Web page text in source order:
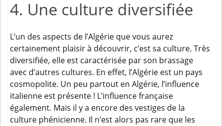
4. Une culture diversifiée
L’un des aspects de l’Algérie que vous aurez
certainement plaisir à découvrir, c’est sa culture. Très
diversifiée, elle est caractérisée par son brassage
avec d’autres cultures. En effet, l’Algérie est un pays
cosmopolite. Un peu partout en Algérie, l’influence
italienne est présente ! L’influence française
également. Mais il y a encore des vestiges de la
culture phénicienne. Il n’est alors pas rare que les